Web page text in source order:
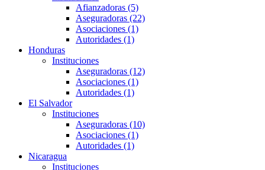
Afianzadoras (5)
Aseguradoras (22)
Asociaciones (1)
Autoridades (1)
Honduras
Instituciones
Aseguradoras (12)
Asociaciones (1)
Autoridades (1)
El Salvador
Instituciones
Aseguradoras (10)
Asociaciones (1)
Autoridades (1)
Nicaragua
Instituciones